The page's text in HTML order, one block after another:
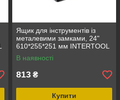
Ящик для інструментів із
металевими замками, 24"
610*255*251 мм INTERTOOL
BX-1024
В наявності
813 ₴
Купити